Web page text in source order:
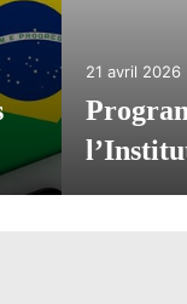
8 avril 2026
Appel